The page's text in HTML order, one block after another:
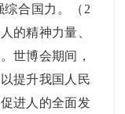
综合国力。（2
的精神力量、
世博会期间，
提升我国人民
进人的全面发